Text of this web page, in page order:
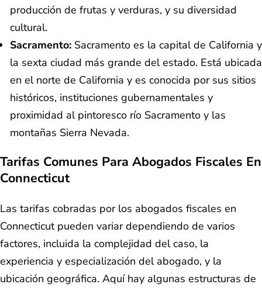
producción de frutas y verduras, y su diversidad
cultural.
Sacramento: Sacramento es la capital de California y
la sexta ciudad más grande del estado. Está ubicada
en el norte de California y es conocida por sus sitios
históricos, instituciones gubernamentales y
proximidad al pintoresco río Sacramento y las
montañas Sierra Nevada.
Tarifas Comunes Para Abogados Fiscales En
Connecticut
Las tarifas cobradas por los abogados fiscales en
Connecticut pueden variar dependiendo de varios
factores, incluida la complejidad del caso, la
experiencia y especialización del abogado, y la
ubicación geográfica. Aquí hay algunas estructuras de